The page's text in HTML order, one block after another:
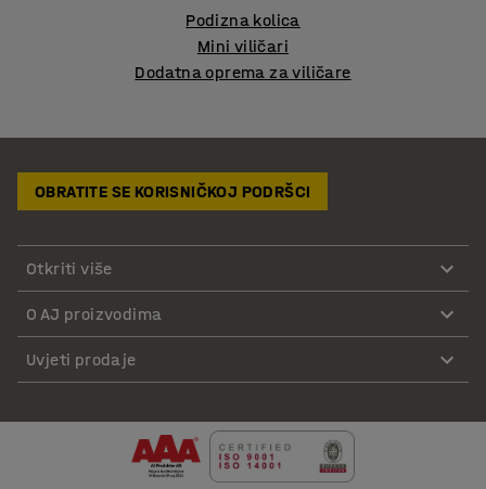
Podizna kolica
Mini viličari
Dodatna oprema za viličare
OBRATITE SE KORISNIČKOJ PODRŠCI
Otkriti više
O AJ proizvodima
Uvjeti prodaje